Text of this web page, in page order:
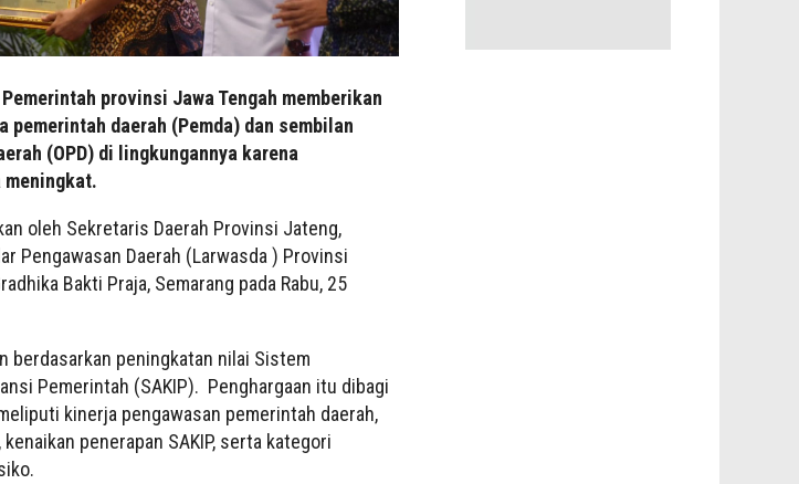
provinsi Jawa Tengah memberikan
pemerintah daerah (Pemda) dan sembilan
(OPD) di lingkungannya karena
oleh Sekretaris Daerah Provinsi Jateng,
Pengawasan Daerah (Larwasda ) Provinsi
Bakti Praja, Semarang pada Rabu, 25
berdasarkan peningkatan nilai Sistem
Pemerintah (SAKIP). Penghargaan itu dibagi
kinerja pengawasan pemerintah daerah,
penerapan SAKIP, serta kategori